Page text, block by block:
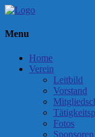
Menu
Home
Verein
Leitbild
Vorstand
Fotos
Sponsoren